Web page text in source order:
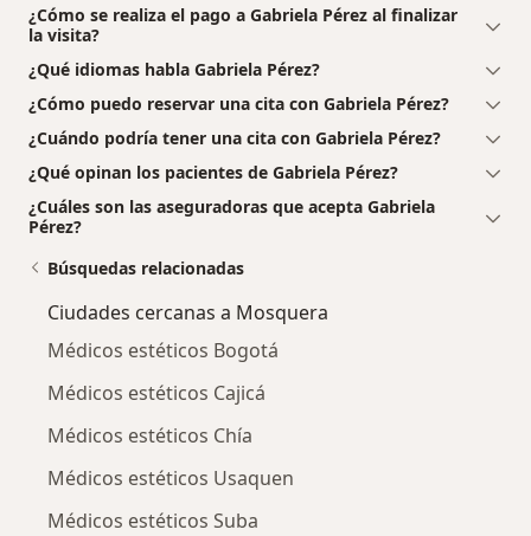
¿Cómo se realiza el pago a Gabriela Pérez al finalizar
la visita?
¿Qué idiomas habla Gabriela Pérez?
¿Cómo puedo reservar una cita con Gabriela Pérez?
¿Cuándo podría tener una cita con Gabriela Pérez?
¿Qué opinan los pacientes de Gabriela Pérez?
¿Cuáles son las aseguradoras que acepta Gabriela
Pérez?
Búsquedas relacionadas
Ciudades cercanas a Mosquera
Médicos estéticos Bogotá
Médicos estéticos Cajicá
Médicos estéticos Chía
Médicos estéticos Usaquen
Médicos estéticos Suba